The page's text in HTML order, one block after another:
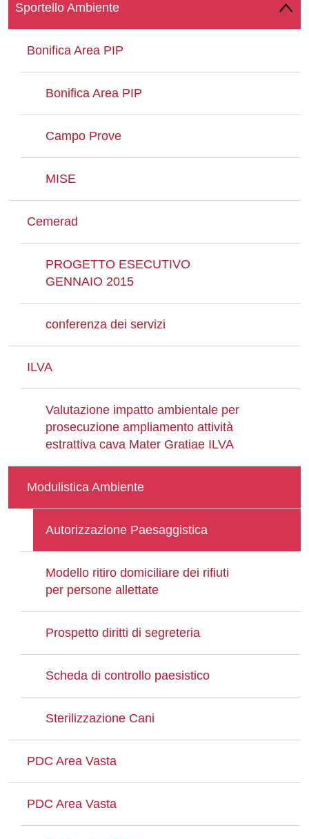
Sportello Ambiente
Bonifica Area PIP
Bonifica Area PIP
Campo Prove
MISE
Cemerad
PROGETTO ESECUTIVO
GENNAIO 2015
conferenza dei servizi
ILVA
Valutazione impatto ambientale per
prosecuzione ampliamento attività
estrattiva cava Mater Gratiae ILVA
Modulistica Ambiente
Autorizzazione Paesaggistica
Modello ritiro domiciliare dei rifiuti
per persone allettate
Prospetto diritti di segreteria
Scheda di controllo paesistico
Sterilizzazione Cani
PDC Area Vasta
PDC Area Vasta